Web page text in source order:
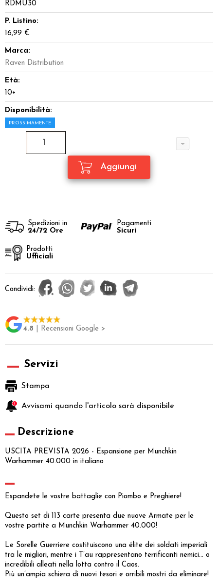
RDMU30
P. Listino:
16,99 €
Marca:
Raven Distribution
Età:
10+
Disponibilità:
PROSSIMAMENTE
Spedizioni in
24/72 Ore
Pagamenti
Sicuri
Prodotti
Ufficiali
Condividi:
4.8 | Recensioni Google >
Servizi
Stampa
Avvisami quando l'articolo sarà disponibile
Descrizione
USCITA PREVISTA 2026 - Espansione per Munchkin
Warhammer 40.000 in italiano
Espandete le vostre battaglie con Piombo e Preghiere!
Questo set di 113 carte presenta due nuove Armate per le
vostre partite a Munchkin Warhammer 40.000!
Le Sorelle Guerriere costituiscono una élite dei soldati imperiali
tra le migliori, mentre i T’au rappresentano terrificanti nemici... o
incredibili alleati nella lotta contro il Caos.
Più un’ampia schiera di nuovi tesori e orribili mostri da eliminare!